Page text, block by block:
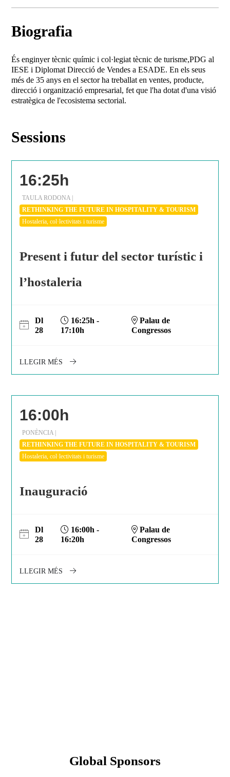
Biografia
És enginyer tècnic químic i col·legiat tècnic de turisme,PDG al
IESE i Diplomat Direcció de Vendes a ESADE. En els seus
més de 35 anys en el sector ha treballat en ventes, producte,
direcció i organització empresarial, fet que l'ha dotat d'una visió
estratègica de l'ecosistema sectorial.
Sessions
16:25h
TAULA RODONA |
RETHINKING THE FUTURE IN HOSPITALITY & TOURISM
Hostaleria, col·lectivitats i turisme
Present i futur del sector turístic i
l’hostaleria
Dl
28
16:25h -
17:10h
Palau de
Congressos
LLEGIR MÉS
16:00h
PONÈNCIA |
RETHINKING THE FUTURE IN HOSPITALITY & TOURISM
Hostaleria, col·lectivitats i turisme
Inauguració
Dl
28
16:00h -
16:20h
Palau de
Congressos
LLEGIR MÉS
Global Sponsors